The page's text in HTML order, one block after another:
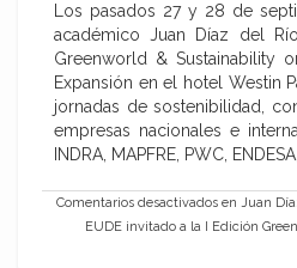
Los pasados 27 y 28 de
académico Juan Díaz del
Greenworld & Sustainability
Expansión en el hotel Westin
jornadas de sostenibilidad,
empresas nacionales e
INDRA, MAPFRE, PWC,
Comentarios desactivados en Juan
EUDE invitado a la I Edición